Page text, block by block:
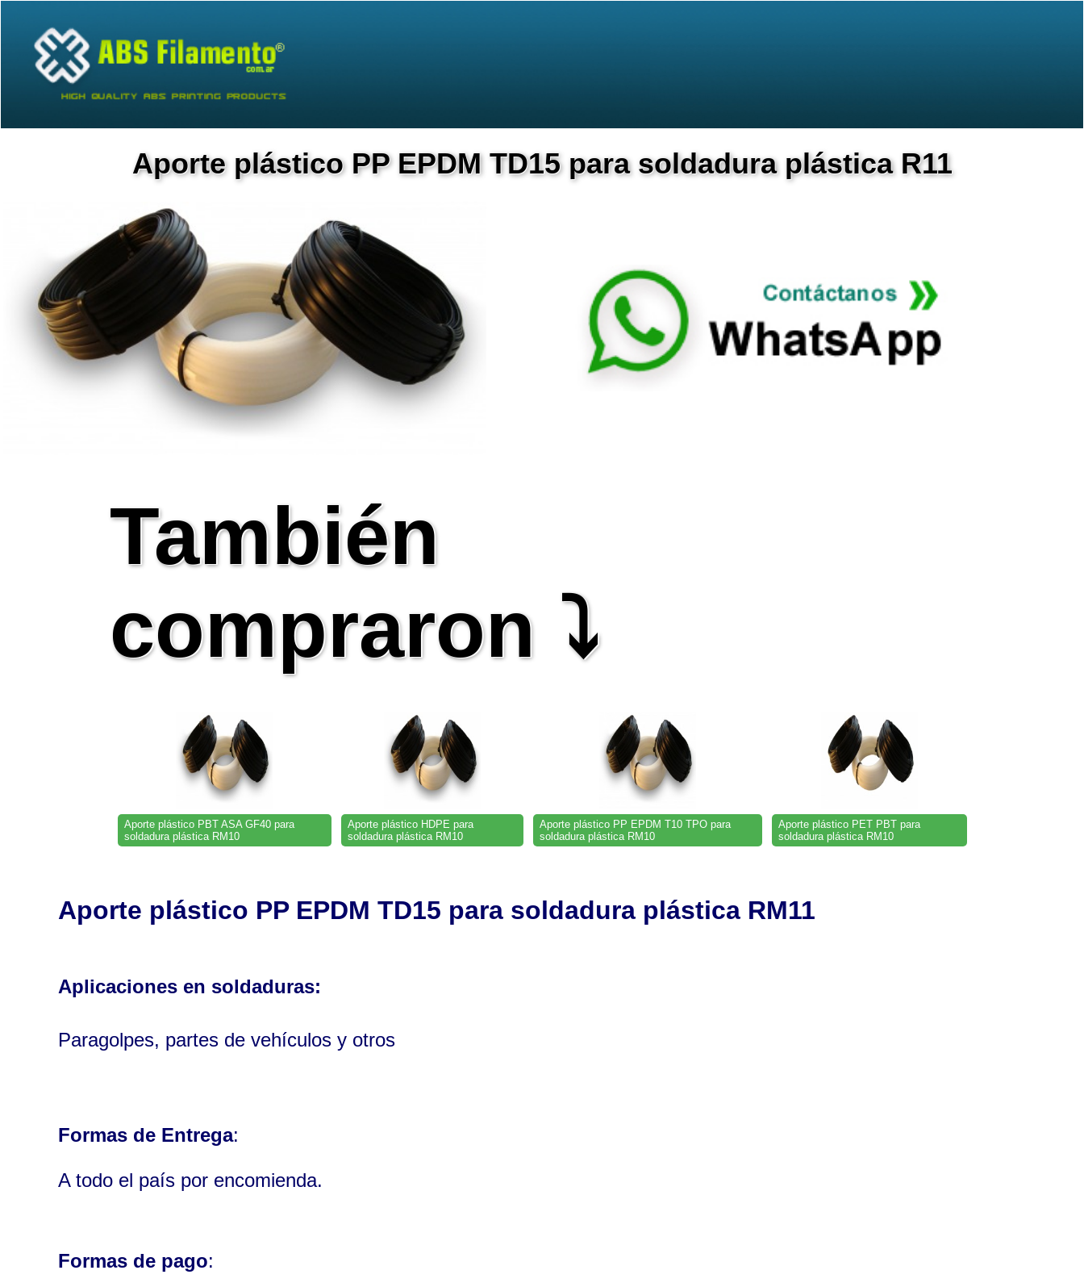
Aporte plástico PP EPDM TD15 para soldadura plástica R11
También
compraron ⤵
Aporte plástico PBT ASA GF40 para
soldadura plástica RM10
Aporte plástico HDPE para
soldadura plástica RM10
Aporte plástico PP EPDM T10 TPO para
soldadura plástica RM10
Aporte plástico PET PBT para
soldadura plástica RM10
Aporte plástico PP EPDM TD15 para soldadura plástica RM11
Aplicaciones en soldaduras:
Paragolpes, partes de vehículos y otros
Formas de Entrega:
A todo el país por encomienda.
Formas de pago: